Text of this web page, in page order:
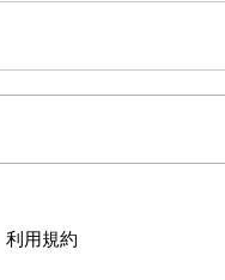
利用規約